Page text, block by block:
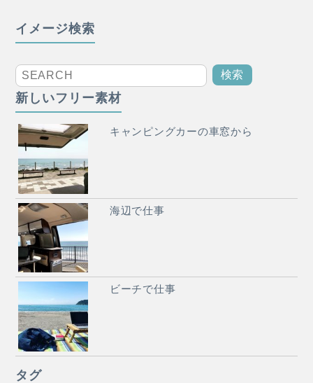
イメージ検索
新しいフリー素材
キャンピングカーの車窓から
海辺で仕事
ビーチで仕事
タグ